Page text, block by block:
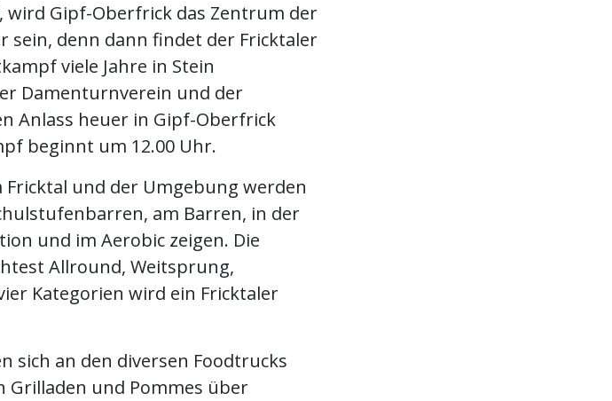
wird Gipf-Oberfrick das Zentrum der
denn dann findet der Fricktaler
viele Jahre in Stein
Damenturnverein und der
Anlass heuer in Gipf-Oberfrick
beginnt um 12.00 Uhr.
und der Umgebung werden
am Barren, in der
und im Aerobic zeigen. Die
Allround, Weitsprung,
Kategorien wird ein Fricktaler
sich an den diversen Foodtrucks
Grilladen und Pommes über